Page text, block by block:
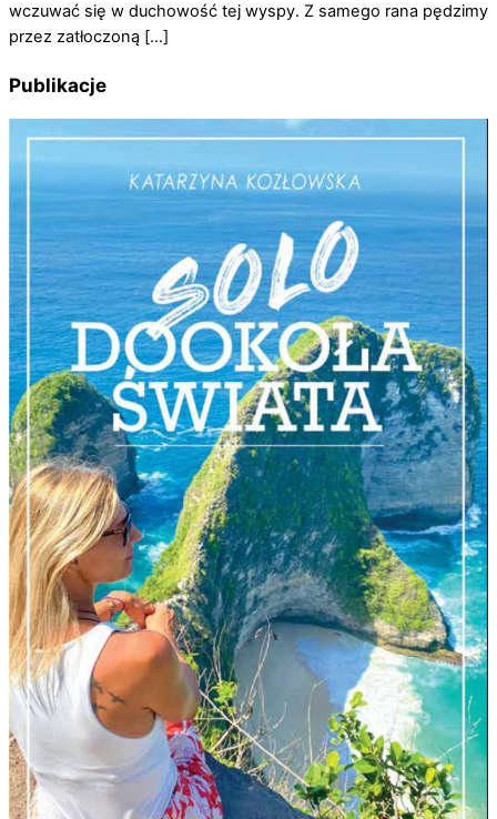
wczuwać się w duchowość tej wyspy. Z samego rana pędzimy
przez zatłoczoną […]
Publikacje